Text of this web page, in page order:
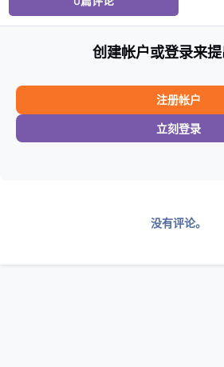
创建帐户或登录来
注册帐户
立刻登录
没有评论。